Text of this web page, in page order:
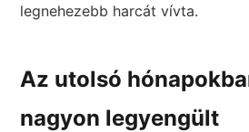
legnehezebb harcát vívta.
Az utolsó
nagyon legyengült